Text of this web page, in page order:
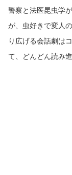
警察と法医昆虫学
が、虫好きで変人
り広げる会話劇は
て、どんどん読み